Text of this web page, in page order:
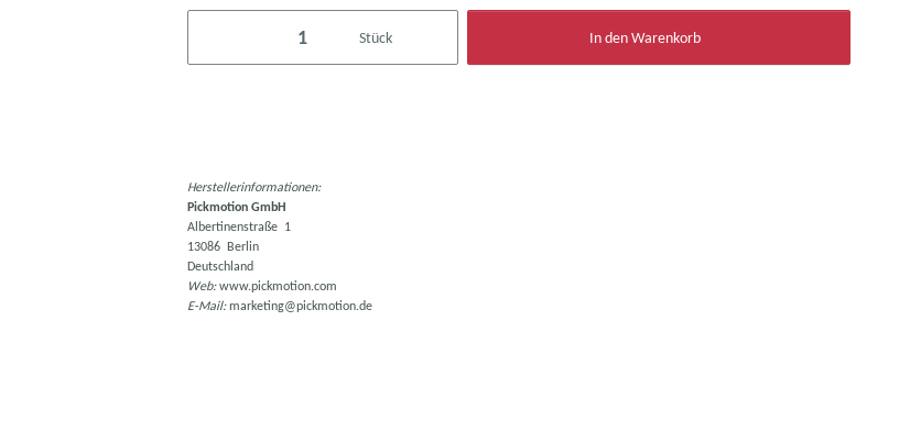
Stück In den Warenkorb
Herstellerinformationen:
Pickmotion GmbH
Albertinenstraße 1
13086 Berlin
Deutschland
Web:www.pickmotion.com
E-Mail:marketing@pickmotion.de